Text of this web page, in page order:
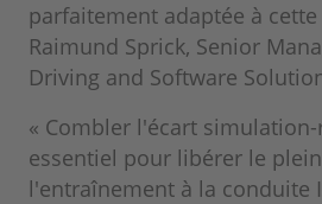
parfaitement adaptée à
Raimund Sprick, Senior
Driving and Software
« Combler l'écart
essentiel pour libérer le
l'entraînement à la conduite